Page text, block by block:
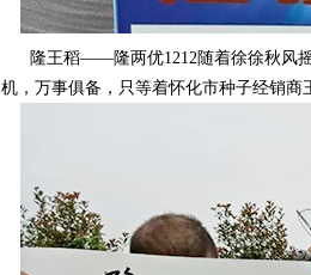
隆王稻——隆两优1212随着徐徐秋风摇
机，万事俱备，只等着怀化市种子经销商